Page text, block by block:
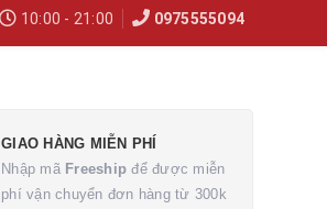
10:00 - 21:00 0975555094
GIAO HÀNG MIỄN PHÍ
Nhập mã Freeship để được miễn
phí vận chuyển đơn hàng từ 300k